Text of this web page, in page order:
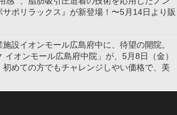
サポリラックス』が新登場！〜5月14日より販
設イオンモール広島府中に、待望の開院。
イオンモール広島府中院」が、5月8日（金）
初めての方でもチャレンジしやい価格で、美